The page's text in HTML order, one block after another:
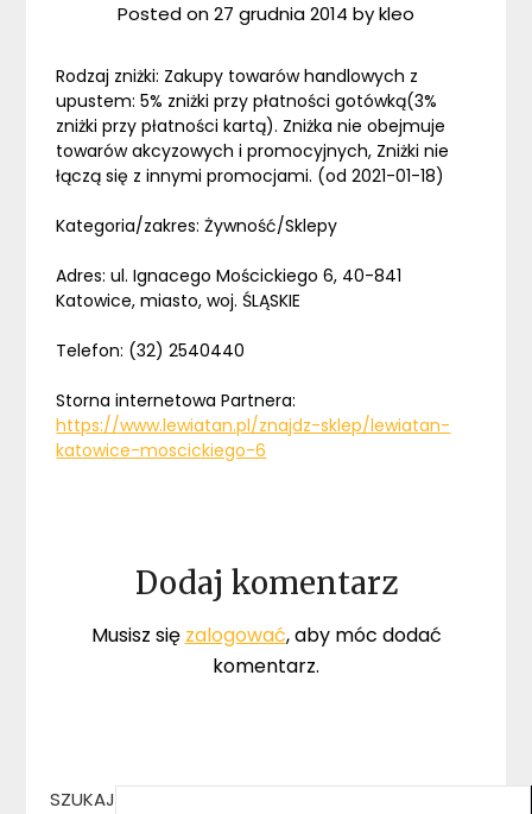
Posted on27 grudnia 2014 bykleo
Rodzaj zniżki: Zakupy towarów handlowych z
upustem: 5% zniżki przy płatności gotówką(3%
zniżki przy płatności kartą). Zniżka nie obejmuje
towarów akcyzowych i promocyjnych, Zniżki nie
łączą się z innymi promocjami. (od 2021-01-18)
Kategoria/zakres: Żywność/Sklepy
Adres: ul. Ignacego Mościckiego 6, 40-841
Katowice, miasto, woj. ŚLĄSKIE
Telefon: (32) 2540440
Storna internetowa Partnera:
https://www.lewiatan.pl/znajdz-sklep/lewiatan-
katowice-moscickiego-6
Dodaj komentarz
Musisz się zalogować, aby móc dodać
komentarz.
SZUKAJ